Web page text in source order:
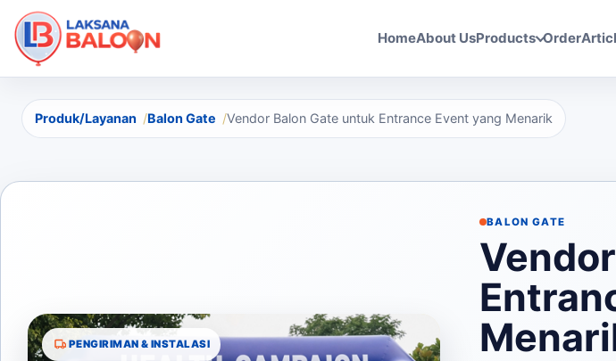
HomeAbout UsProducts Order
Produk/Layanan Balon Gate Vendor Balon Gate untuk Entrance Event yang Menarik
PENGIRIMAN & INSTALASI
BALON GATE